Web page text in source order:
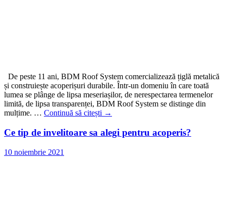
De peste 11 ani, BDM Roof System comercializează țiglă metalică
și construiește acoperișuri durabile. Într-un domeniu în care toată
lumea se plânge de lipsa meseriașilor, de nerespectarea termenelor
limită, de lipsa transparenței, BDM Roof System se distinge din
mulțime. … Continuă să citești →
Ce tip de invelitoare sa alegi pentru acoperis?
10 noiembrie 2021